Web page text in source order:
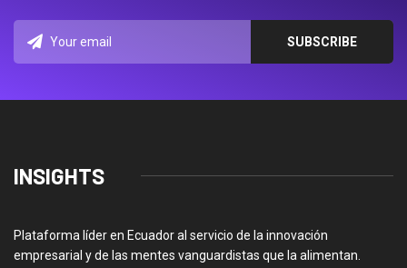
INSIGHTS
Plataforma líder en Ecuador al servicio de la innovación
empresarial y de las mentes vanguardistas que la alimentan.